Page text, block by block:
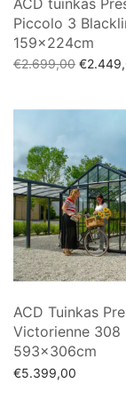
ACD tuinkas
Piccolo 3
159x224cm
€2.699,00 €
ACD Tuinkas
Victorienne 308
593x306cm
€5.399,00